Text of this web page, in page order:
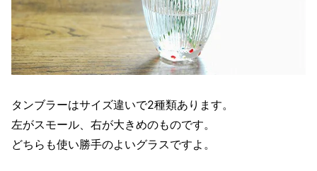
タンブラーはサイズ違いで2種類あります。
左がスモール、右が大きめのものです。
どちらも使い勝手のよいグラスですよ。